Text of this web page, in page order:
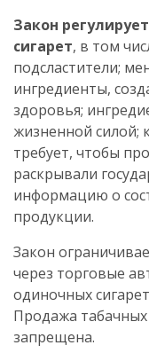
Закон
сигарет, в том
подсластители;
ингредиенты,
здоровья;
жизненной силой;
требует, чтобы
раскрывали
информацию о
продукции.
Закон
через торговые
одиночных
Продажа
запрещена.